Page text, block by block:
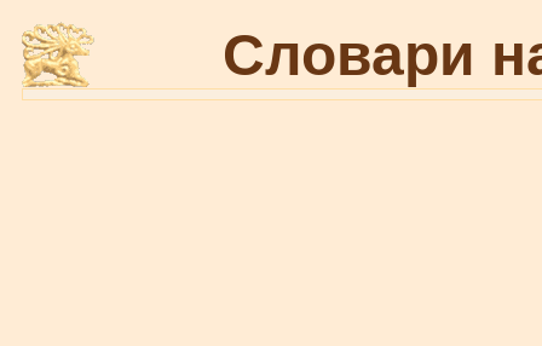
Словари